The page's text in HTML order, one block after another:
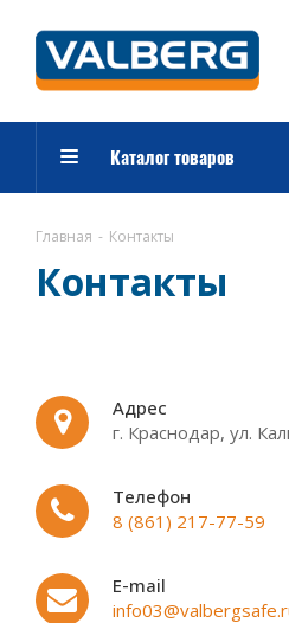
Каталог товаров
Главная - Контакты
Контакты
Адрес
г. Краснодар, ул.
Телефон
8 (861) 217-77-59
E-mail